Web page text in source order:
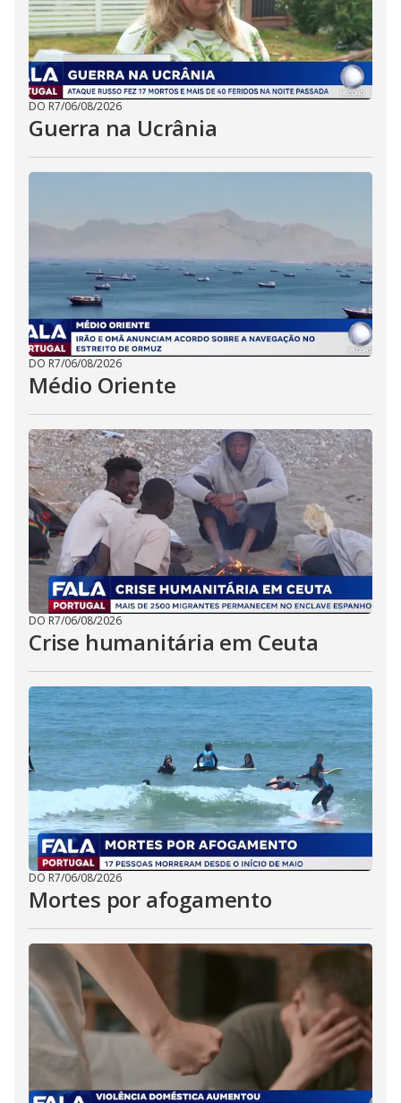
DO R7/06/08/2026
Guerra na Ucrânia
DO R7/06/08/2026
Médio Oriente
DO R7/06/08/2026
Crise humanitária em Ceuta
DO R7/06/08/2026
Mortes por afogamento